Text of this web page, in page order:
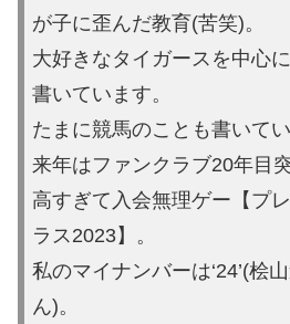
が子に歪んだ教育(苦笑)。
大好きなタイガースを中心
書いています。
たまに競馬のことも書いてい
来年はファンクラブ20年目突
高すぎて入会無理ゲー【プレ
ラス2023】。
私のマイナンバーは‘24’(桧
ん)。